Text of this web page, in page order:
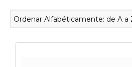
Ordenar Alfabéticamente: de A a